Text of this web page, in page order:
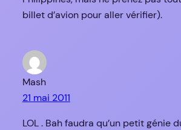
billet d’avion pour aller vérifier).
Mash
21 mai 2011
LOL . Bah faudra qu’un petit génie